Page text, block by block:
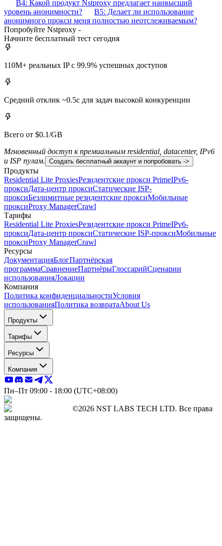
В4: Какой продукт Nstproxy предлагает наивысший
уровень анонимности?
В5: Делает ли использование
анонимного прокси меня полностью неотслеживаемым?
Попробуйте Nstproxy -
Начните бесплатный тест сегодня
110M+ реальных IP с 99.9% успешных доступов
Средний отклик ~0.5с для задач высокой конкуренции
Всего от $0.1/GB
Мгновенный доступ к премиальным residential, datacenter, IPv6
и ISP пулам. Создать бесплатный аккаунт и попробовать ->
Продукты
Residential Lite ProxiesРезидентские прокси PrimeIPv6-
проксиДата-центр проксиСтатические ISP-
проксиБезлимитные резидентские проксиМобильные
проксиProxy ManagerCrawl
Тарифы
Residential Lite ProxiesРезидентские прокси PrimeIPv6-
проксиДата-центр проксиСтатические ISP-проксиМобильные
проксиProxy ManagerCrawl
Ресурсы
ДокументацияБлогПартнёрская
программаСравнениеПартнёрыГлоссарийСценарии
использованияЛокации
Компания
Политика конфиденциальностиУсловия
использованияПолитика возвратаAbout Us
Продукты
Тарифы
Ресурсы
Компания
Пн–Пт 09:00 - 18:00 (UTC+08:00)
©2026 NST LABS TECH LTD. Все права
защищены.